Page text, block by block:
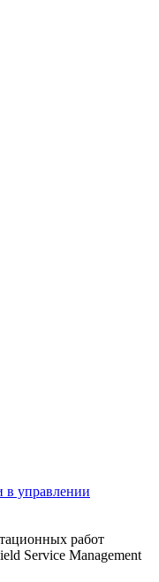
в управлении
работ
Service Management